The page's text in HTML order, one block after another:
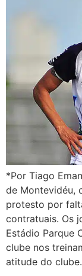
*Por Tiago
de Montevidéu,
protesto por
contratuais. Os
Estádio Parque
clube nos
atitude do